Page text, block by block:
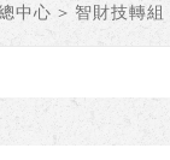
中心 > 智財技轉組